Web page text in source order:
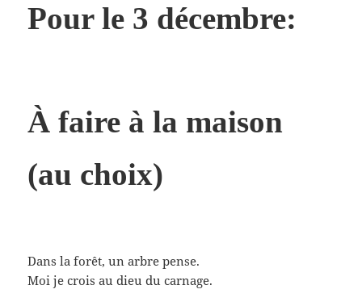
Pour le 3 décembre:
À faire à la maison
(au choix)
Dans la forêt, un arbre pense.
Moi je crois au dieu du carnage.